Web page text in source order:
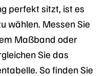
perfekt sitzt, ist es
wählen. Messen Sie
Maßband oder
Sie das
So finden Sie